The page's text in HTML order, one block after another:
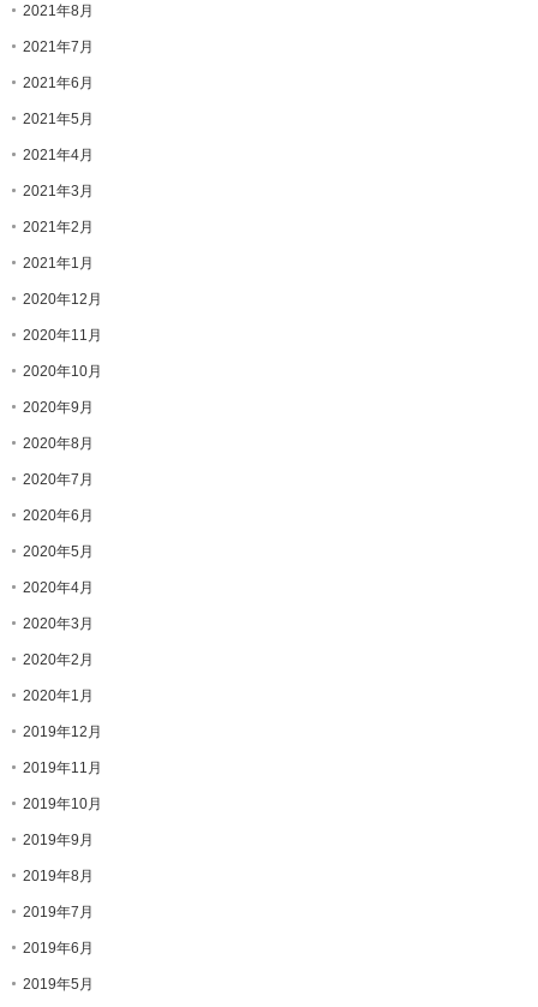
2021年8月
2021年7月
2021年6月
2021年5月
2021年4月
2021年3月
2021年2月
2021年1月
2020年12月
2020年11月
2020年10月
2020年9月
2020年8月
2020年7月
2020年6月
2020年5月
2020年4月
2020年3月
2020年2月
2020年1月
2019年12月
2019年11月
2019年10月
2019年9月
2019年8月
2019年7月
2019年6月
2019年5月